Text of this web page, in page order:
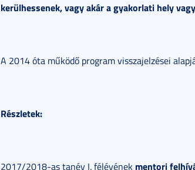
kerülhessenek, vagy akár a gyakorlati hely
A 2014 óta működő program visszajelzései
Részletek:
2017/2018-as tanév I. félévének mentori